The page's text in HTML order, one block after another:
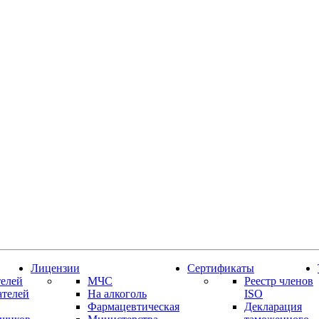
Лицензии
МЧС
На алкоголь
Фармацевтическая
Сертификаты
Реестр членов
ISO
Декларация